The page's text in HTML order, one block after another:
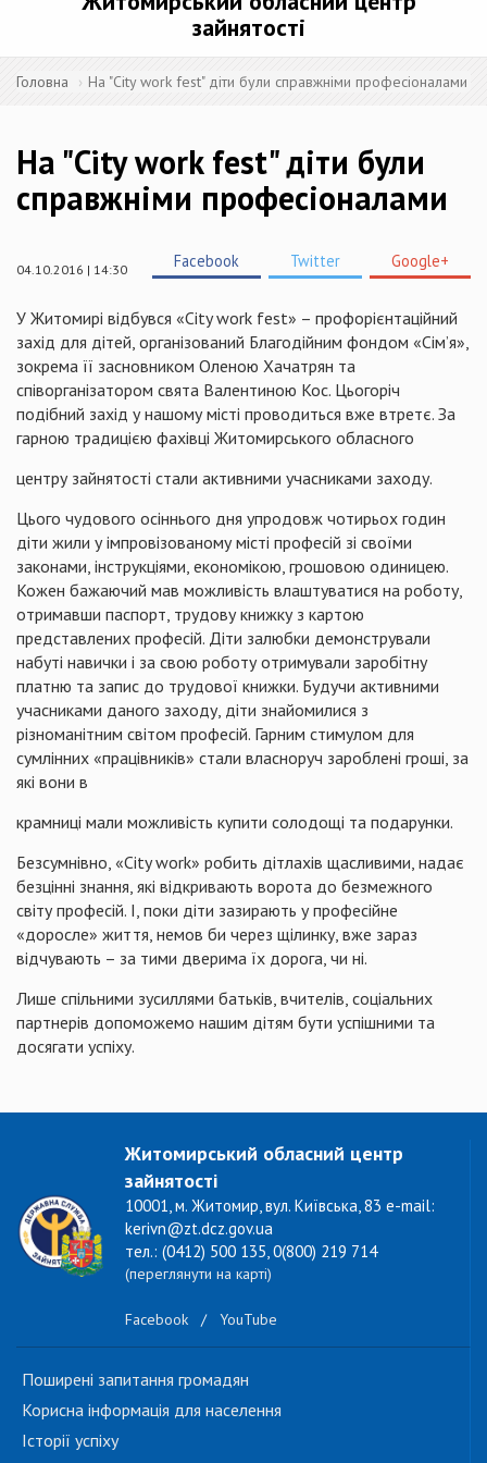
зайнятості
Головна На "City work fest" діти були справжніми професіоналами
На "City work fest" діти були
справжніми професіоналами
04.10.2016 | 14:30 Facebook Twitter Google+
У Житомирі відбувся «City work fest» – профорієнтаційний
захід для дітей, організований Благодійним фондом «Сім’я»,
зокрема її засновником Оленою Хачатрян та
співорганізатором свята Валентиною Кос. Цьогоріч
подібний захід у нашому місті проводиться вже втретє. За
гарною традицією фахівці Житомирського обласного
центру зайнятості стали активними учасниками заходу.
Цього чудового осіннього дня упродовж чотирьох годин
діти жили у імпровізованому місті професій зі своїми
законами, інструкціями, економікою, грошовою одиницею.
Кожен бажаючий мав можливість влаштуватися на роботу,
отримавши паспорт, трудову книжку з картою
представлених професій. Діти залюбки демонстрували
набуті навички і за свою роботу отримували заробітну
платню та запис до трудової книжки. Будучи активними
учасниками даного заходу, діти знайомилися з
різноманітним світом професій. Гарним стимулом для
сумлінних «працівників» стали власноруч зароблені гроші, за
які вони в
крамниці мали можливість купити солодощі та подарунки.
Безсумнівно, «City work» робить дітлахів щасливими, надає
безцінні знання, які відкривають ворота до безмежного
світу професій. І, поки діти зазирають у професійне
«доросле» життя, немов би через щілинку, вже зараз
відчувають – за тими дверима їх дорога, чи ні.
Лише спільними зусиллями батьків, вчителів, соціальних
партнерів допоможемо нашим дітям бути успішними та
досягати успіху.
Житомирський обласний центр
зайнятості
10001, м. Житомир, вул. Київська, 83 e-mail:
kerivn@zt.dcz.gov.ua
тел.: (0412) 500 135, 0(800) 219 714
(переглянути на карті)
Facebook / YouTube
Поширені запитання громадян
Корисна інформація для населення
Історії успіху